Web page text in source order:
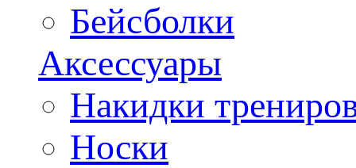
Бейсболки
Аксессуары
Накидки
Носки